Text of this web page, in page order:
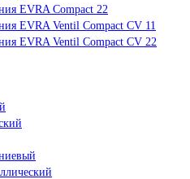
EVRA Compact 22
EVRA Ventil Compact CV 11
EVRA Ventil Compact CV 22